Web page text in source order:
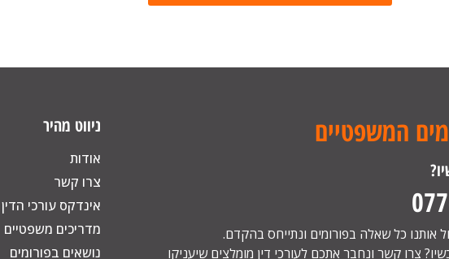
המשפטיים
אותנו כל שאלה בפורומים ונתייחס בהקדם.
צרו קשר ונחבר אתכם לעורכי דין מומלצים שיעניקו
ניווט מהיר
אודות
צרו קשר
אינדקס עורכי הדין
מדריכים משפטיים
נושאים בפורומים